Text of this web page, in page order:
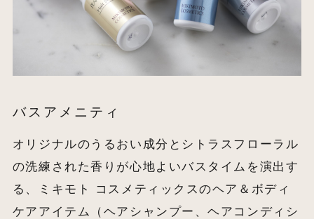
バスアメニティ
オリジナルのうるおい成分とシトラスフローラル
の洗練された香りが心地よいバスタイムを演出す
る、ミキモト コスメティックスのヘア＆ボディ
ケアアイテム（ヘアシャンプー、ヘアコンディシ